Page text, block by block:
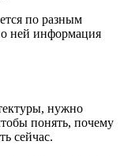
по разным
ней информация
нужно
понять, почему
сейчас.